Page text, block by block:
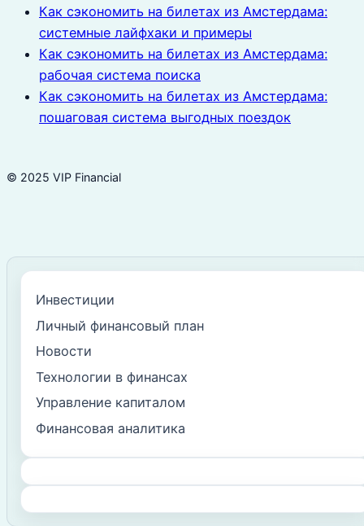
Как сэкономить на билетах из Амстердама:
системные лайфхаки и примеры
Как сэкономить на билетах из Амстердама:
рабочая система поиска
Как сэкономить на билетах из Амстердама:
пошаговая система выгодных поездок
© 2025 VIP Financial
Инвестиции
Личный финансовый план
Новости
Технологии в финансах
Управление капиталом
Финансовая аналитика